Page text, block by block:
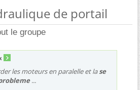
de portail
le groupe
les moteurs en paralelle et lase
...